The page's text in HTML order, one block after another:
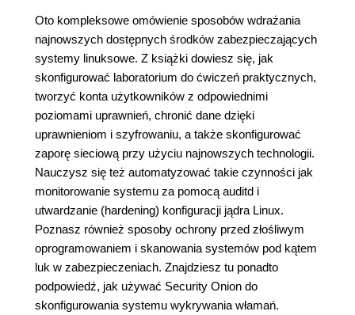
Oto kompleksowe omówienie sposobów wdrażania
najnowszych dostępnych środków zabezpieczających
systemy linuksowe. Z książki dowiesz się, jak
skonfigurować laboratorium do ćwiczeń praktycznych,
tworzyć konta użytkowników z odpowiednimi
poziomami uprawnień, chronić dane dzięki
uprawnieniom i szyfrowaniu, a także skonfigurować
zaporę sieciową przy użyciu najnowszych technologii.
Nauczysz się też automatyzować takie czynności jak
monitorowanie systemu za pomocą auditd i
utwardzanie (hardening) konfiguracji jądra Linux.
Poznasz również sposoby ochrony przed złośliwym
oprogramowaniem i skanowania systemów pod kątem
luk w zabezpieczeniach. Znajdziesz tu ponadto
podpowiedź, jak używać Security Onion do
skonfigurowania systemu wykrywania włamań.